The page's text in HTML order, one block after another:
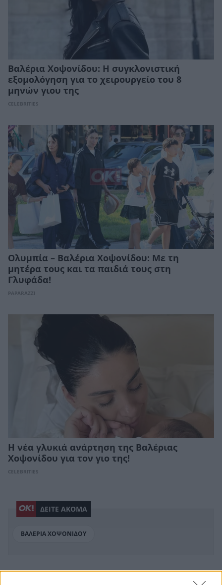
Βαλέρια Χοψονίδου: Η συγκλονιστική
εξομολόγηση για το χειρουργείο του 8
μηνών γιου της
CELEBRITIES
Ολυμπία – Βαλέρια Χοψονίδου: Με τη
μητέρα τους και τα παιδιά τους στη
Γλυφάδα!
PAPARAZZI
H νέα γλυκιά ανάρτηση της Βαλέριας
Χοψονίδου για τον γιο της!
CELEBRITIES
ΔΕΙΤΕ ΑΚΟΜΑ
ΒΑΛΕΡΙΑ ΧΟΨΟΝΙΔΟΥ